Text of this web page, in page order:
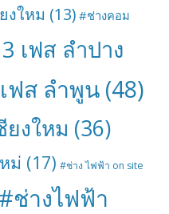
งใหม (13) #ช่างคอม
เฟส ลำปาง
ฟส ลำพูน (48)
ยงใหม (36)
ม่ (17) #ช่าง ไฟฟ้า on site
#ช่างไฟฟ้า